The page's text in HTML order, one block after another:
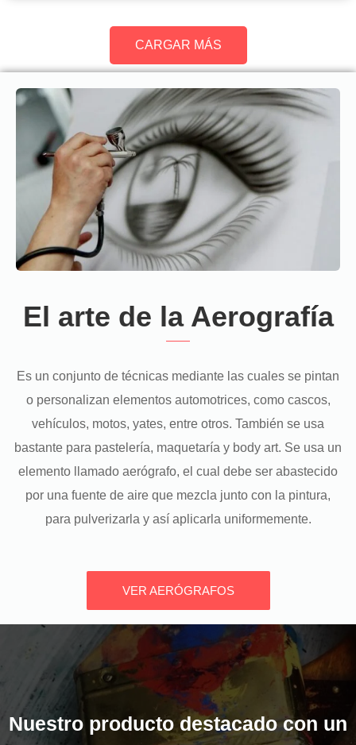
CARGAR MÁS
El arte de la Aerografía
Es un conjunto de técnicas mediante las cuales se pintan
o personalizan elementos automotrices, como cascos,
vehículos, motos, yates, entre otros. También se usa
bastante para pastelería, maquetaría y body art. Se usa un
elemento llamado aerógrafo, el cual debe ser abastecido
por una fuente de aire que mezcla junto con la pintura,
para pulverizarla y así aplicarla uniformemente.
VER AERÓGRAFOS
Nuestro producto destacado con un